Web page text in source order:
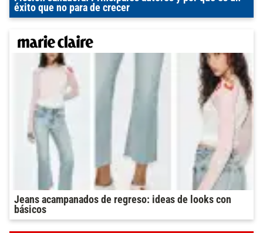
éxito que no para de crecer
Jeans acampanados de regreso: ideas de looks con
básicos